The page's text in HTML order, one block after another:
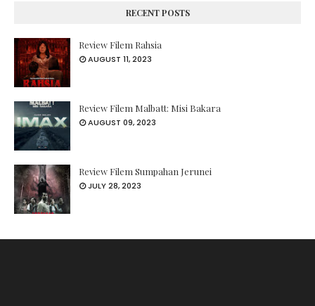
RECENT POSTS
Review Filem Rahsia
AUGUST 11, 2023
Review Filem Malbatt: Misi Bakara
AUGUST 09, 2023
Review Filem Sumpahan Jerunei
JULY 28, 2023